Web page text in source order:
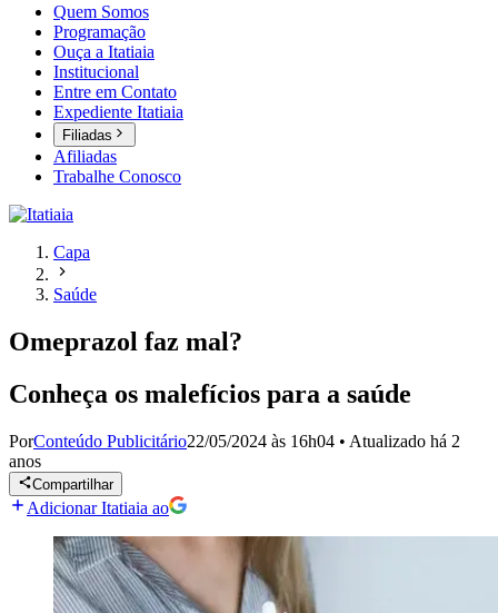
Quem Somos
Programação
Ouça a Itatiaia
Institucional
Entre em Contato
Expediente Itatiaia
Filiadas
Afiliadas
Trabalhe Conosco
Capa
Saúde
Omeprazol faz mal?
Conheça os malefícios para a saúde
PorConteúdo Publicitário22/05/2024 às 16h04 • Atualizado há 2
anos
Compartilhar
Adicionar Itatiaia ao